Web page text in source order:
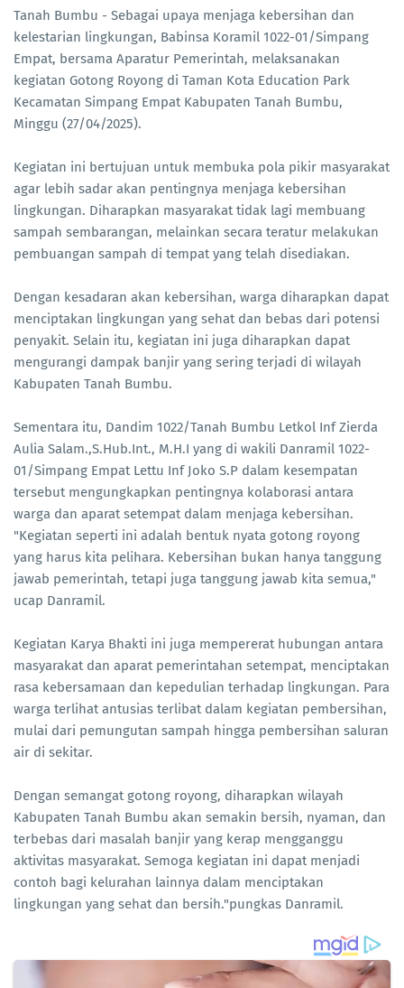
Tanah Bumbu - Sebagai upaya menjaga kebersihan dan
kelestarian lingkungan, Babinsa Koramil 1022-01/Simpang
Empat, bersama Aparatur Pemerintah, melaksanakan
kegiatan Gotong Royong di Taman Kota Education Park
Kecamatan Simpang Empat Kabupaten Tanah Bumbu,
Minggu (27/04/2025).
Kegiatan ini bertujuan untuk membuka pola pikir masyarakat
agar lebih sadar akan pentingnya menjaga kebersihan
lingkungan. Diharapkan masyarakat tidak lagi membuang
sampah sembarangan, melainkan secara teratur melakukan
pembuangan sampah di tempat yang telah disediakan.
Dengan kesadaran akan kebersihan, warga diharapkan dapat
menciptakan lingkungan yang sehat dan bebas dari potensi
penyakit. Selain itu, kegiatan ini juga diharapkan dapat
mengurangi dampak banjir yang sering terjadi di wilayah
Kabupaten Tanah Bumbu.
Sementara itu, Dandim 1022/Tanah Bumbu Letkol Inf Zierda
Aulia Salam.,S.Hub.Int., M.H.I yang di wakili Danramil 1022-
01/Simpang Empat Lettu Inf Joko S.P dalam kesempatan
tersebut mengungkapkan pentingnya kolaborasi antara
warga dan aparat setempat dalam menjaga kebersihan.
"Kegiatan seperti ini adalah bentuk nyata gotong royong
yang harus kita pelihara. Kebersihan bukan hanya tanggung
jawab pemerintah, tetapi juga tanggung jawab kita semua,"
ucap Danramil.
Kegiatan Karya Bhakti ini juga mempererat hubungan antara
masyarakat dan aparat pemerintahan setempat, menciptakan
rasa kebersamaan dan kepedulian terhadap lingkungan. Para
warga terlihat antusias terlibat dalam kegiatan pembersihan,
mulai dari pemungutan sampah hingga pembersihan saluran
air di sekitar.
Dengan semangat gotong royong, diharapkan wilayah
Kabupaten Tanah Bumbu akan semakin bersih, nyaman, dan
terbebas dari masalah banjir yang kerap mengganggu
aktivitas masyarakat. Semoga kegiatan ini dapat menjadi
contoh bagi kelurahan lainnya dalam menciptakan
lingkungan yang sehat dan bersih."pungkas Danramil.